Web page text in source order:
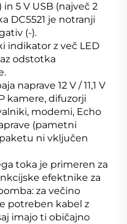
in 5 V USB (največ 2
DC5521 je notranji
(-).
indikator z več LED
odstotka
naprave 12 V / 11,1 V
kamere, difuzorji
modemi, Echo
(pametni
ni vključen
toka je primeren za
efektnike za
za večino
potreben kabel z
imajo ti običajno